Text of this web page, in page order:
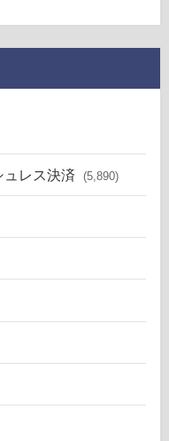
ュレス決済 (5,890)